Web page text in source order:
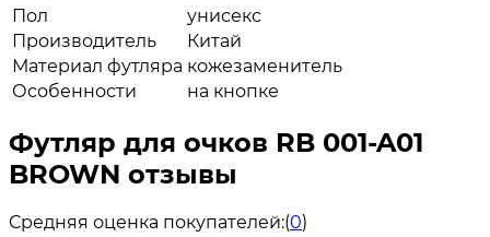
Пол
унисекс
Производитель
Китай
Материал футляра кожезаменитель
Особенности
на кнопке
Футляр для очков RB 001-A01
BROWN отзывы
Средняя оценка покупателей:(0)